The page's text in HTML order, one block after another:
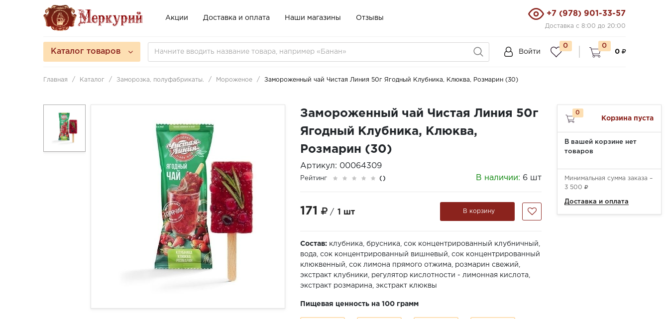
Акции Доставка и оплата Наши магазины Отзывы
+7 (978) 901-33-57
Доставка с 8:00 до 20:00
Каталог товаров Войти
0
0
0
Главная Каталог Заморозка, полуфабрикаты. Мороженое Замороженный чай Чистая Линия 50г Ягодный Клубника, Клюква, Розмарин (30)
Замороженный чай Чистая Линия 50г
Ягодный Клубника, Клюква,
Розмарин (30)
Артикул: 00064309
Рейтинг () В наличии: 6 шт
171 / 1 шт В корзину
Состав: клубника, брусника, сок концентрированный клубничный,
вода, сок концентрированный вишневый, сок концентрированный
клюквенный, сок лимона прямого отжима, розмарин свежий,
экстракт клубники, регулятор кислотности - лимонная кислота,
экстракт розмарина, экстракт клюквы
Пищевая ценность на 100 грамм
0
Корзина пуста
В вашей корзине нет
товаров
Минимальная сумма заказа –
3 500
Доставка и оплата